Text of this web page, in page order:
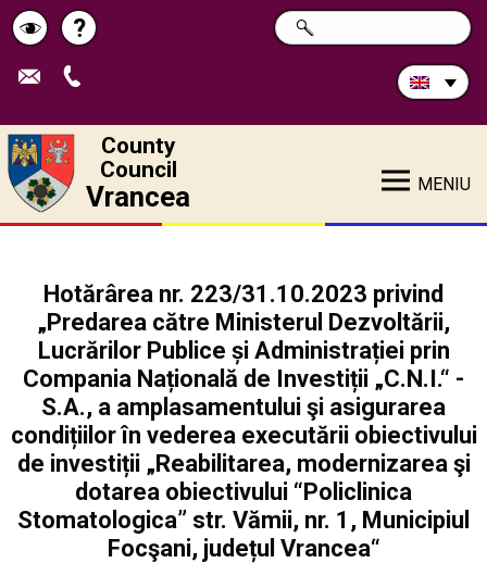
Schimbă
contrastul
Help
?
Search
in
SEARCH
County
Council
Vrancea MENIU
Hotărârea nr. 223/31.10.2023 privind
„Predarea către Ministerul Dezvoltării,
Lucrărilor Publice și Administrației prin
Compania Națională de Investiții „C.N.I.“ -
S.A., a amplasamentului şi asigurarea
condițiilor în vederea executării obiectivului
de investiții „Reabilitarea, modernizarea şi
dotarea obiectivului “Policlinica
Stomatologica” str. Vămii, nr. 1, Municipiul
Focşani, județul Vrancea“